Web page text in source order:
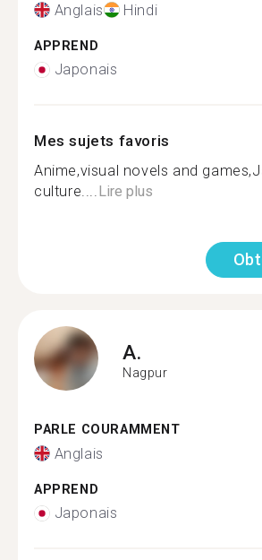
Anglais Hindi
APPREND
Japonais
Mes sujets favoris
Anime,visual novels and
culture....Lire plus
A.
Nagpur
PARLE COURAMMENT
Anglais
APPREND
Japonais